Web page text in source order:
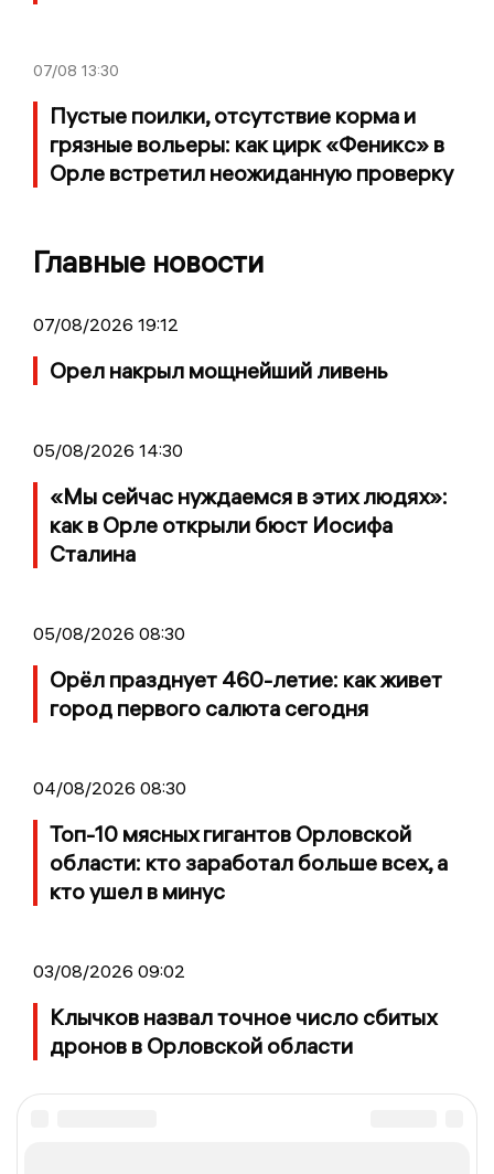
07/08 13:30
Пустые поилки, отсутствие корма и
грязные вольеры: как цирк «Феникс» в
Орле встретил неожиданную проверку
Главные новости
07/08/2026 19:12
Орел накрыл мощнейший ливень
05/08/2026 14:30
«Мы сейчас нуждаемся в этих людях»:
как в Орле открыли бюст Иосифа
Сталина
05/08/2026 08:30
Орёл празднует 460-летие: как живет
город первого салюта сегодня
04/08/2026 08:30
Топ-10 мясных гигантов Орловской
области: кто заработал больше всех, а
кто ушел в минус
03/08/2026 09:02
Клычков назвал точное число сбитых
дронов в Орловской области